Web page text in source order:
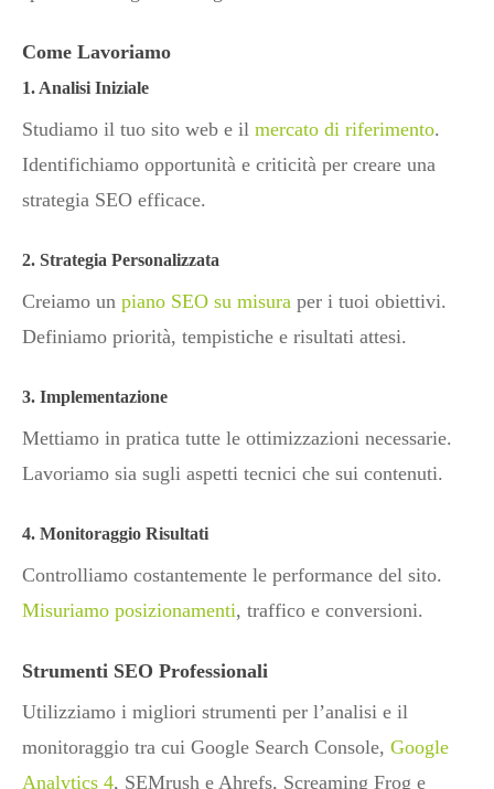
Come Lavoriamo
1. Analisi Iniziale
Studiamo il tuo sito web e il mercato di riferimento.
Identifichiamo opportunità e criticità per creare una
strategia SEO efficace.
2. Strategia Personalizzata
Creiamo un piano SEO su misura per i tuoi obiettivi.
Definiamo priorità, tempistiche e risultati attesi.
3. Implementazione
Mettiamo in pratica tutte le ottimizzazioni necessarie.
Lavoriamo sia sugli aspetti tecnici che sui contenuti.
4. Monitoraggio Risultati
Controlliamo costantemente le performance del sito.
Misuriamo posizionamenti, traffico e conversioni.
Strumenti SEO Professionali
Utilizziamo i migliori strumenti per l’analisi e il
monitoraggio tra cui Google Search Console, Google
Analytics 4, SEMrush e Ahrefs, Screaming Frog e